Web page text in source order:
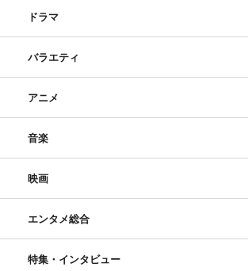
ドラマ
バラエティ
アニメ
音楽
映画
エンタメ総合
特集・インタビュー